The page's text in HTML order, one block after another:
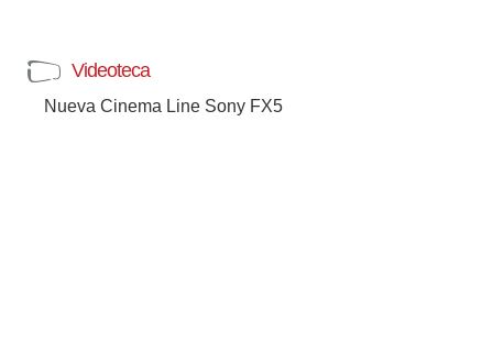
Videoteca
Nueva Cinema Line Sony FX5